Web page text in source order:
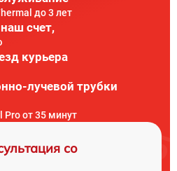
до 3 лет
счет,
курьера
лучевой трубки
Pro от 35 минут
со